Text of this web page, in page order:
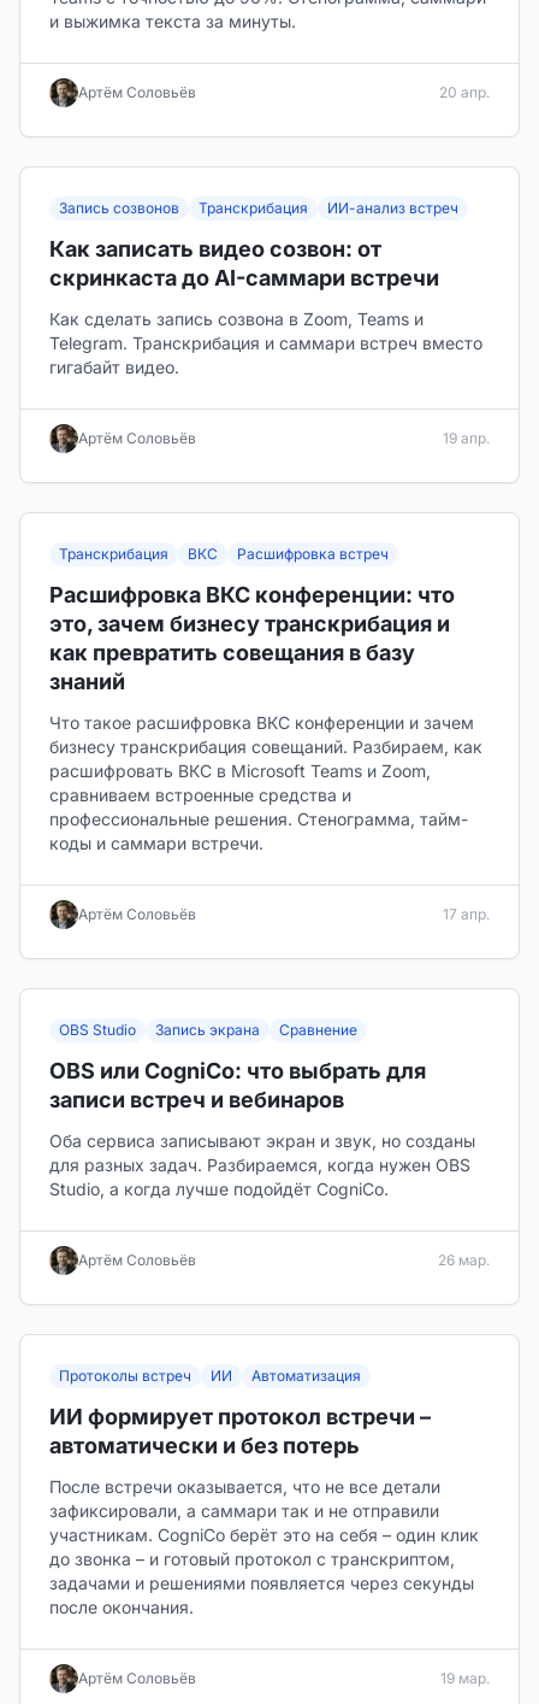
и выжимка текста за минуты.
Артём Соловьёв 20 апр.
Запись созвонов Транскрибация ИИ-анализ встреч
Как записать видео созвон: от
скринкаста до AI-саммари встречи
Как сделать запись созвона в Zoom, Teams и
Telegram. Транскрибация и саммари встреч вместо
гигабайт видео.
Артём Соловьёв 19 апр.
Транскрибация ВКС Расшифровка встреч
Расшифровка ВКС конференции: что
это, зачем бизнесу транскрибация и
как превратить совещания в базу
знаний
Что такое расшифровка ВКС конференции и зачем
бизнесу транскрибация совещаний. Разбираем, как
расшифровать ВКС в Microsoft Teams и Zoom,
сравниваем встроенные средства и
профессиональные решения. Стенограмма, тайм-
коды и саммари встречи.
Артём Соловьёв 17 апр.
OBS Studio Запись экрана Сравнение
OBS или CogniCo: что выбрать для
записи встреч и вебинаров
Оба сервиса записывают экран и звук, но созданы
для разных задач. Разбираемся, когда нужен OBS
Studio, а когда лучше подойдёт CogniCo.
Артём Соловьёв 26 мар.
Протоколы встреч ИИ Автоматизация
ИИ формирует протокол встречи –
автоматически и без потерь
После встречи оказывается, что не все детали
зафиксировали, а саммари так и не отправили
участникам. CogniCo берёт это на себя – один клик
до звонка – и готовый протокол с транскриптом,
задачами и решениями появляется через секунды
после окончания.
Артём Соловьёв 19 мар.